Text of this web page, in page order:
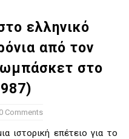
ελληνικό
από τον
στο
0 Comments
επέτειο για το